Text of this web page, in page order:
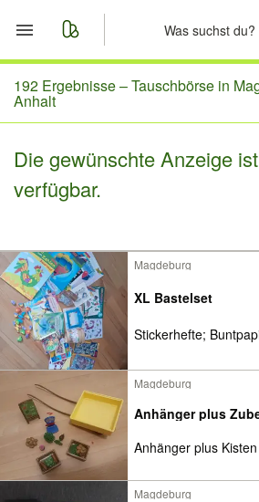
Start
Merkliste
Nachrichten
192 Ergebnisse –Tauschbörse in
Anhalt
Die gewünschte Anzeige
verfügbar.
Magdeburg
XL Bastelset
Stickerhefte;
Magdeburg
Anhänger plus
Anhänger plus
Magdeburg